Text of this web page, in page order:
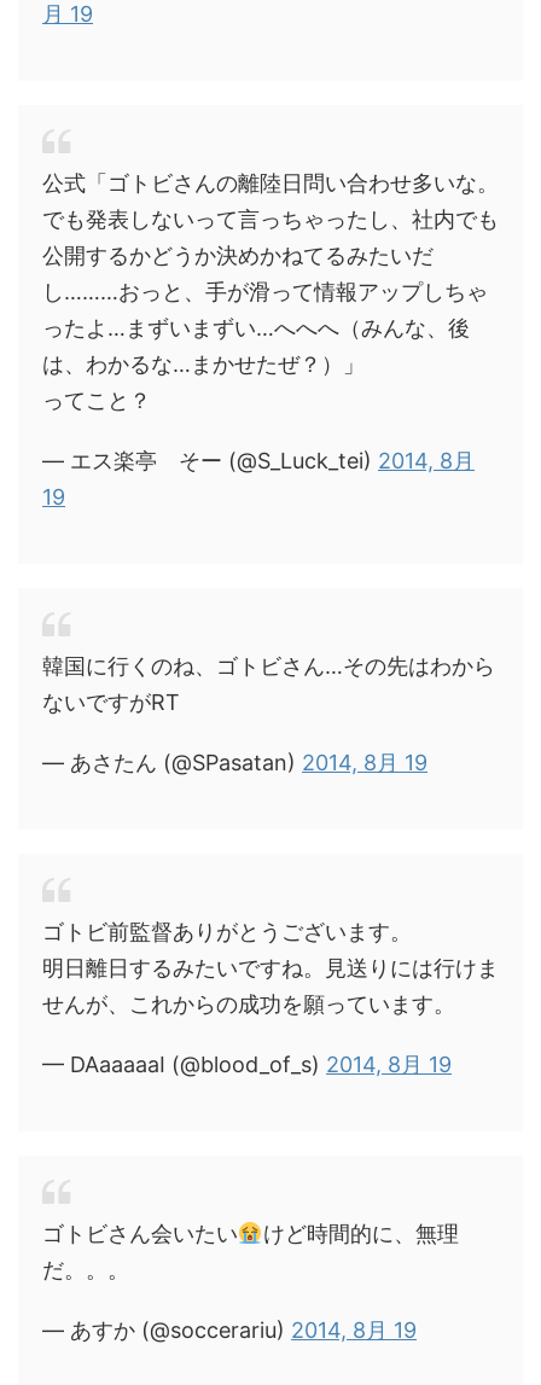
月 19
公式「ゴトビさんの離陸日問い合わせ多いな。
でも発表しないって言っちゃったし、社内でも
公開するかどうか決めかねてるみたいだ
し………おっと、手が滑って情報アップしちゃ
ったよ…まずいまずい…へへへ（みんな、後
は、わかるな…まかせたぜ？）」
ってこと？
— エス楽亭 そー (@S_Luck_tei) 2014, 8月
19
韓国に行くのね、ゴトビさん…その先はわから
ないですがRT
— あさたん (@SPasatan) 2014, 8月 19
ゴトビ前監督ありがとうございます。
明日離日するみたいですね。見送りには行けま
せんが、これからの成功を願っています。
— DAaaaaaI (@blood_of_s) 2014, 8月 19
ゴトビさん会いたい
けど時間的に、無理
だ。。。
— あすか (@soccerariu) 2014, 8月 19